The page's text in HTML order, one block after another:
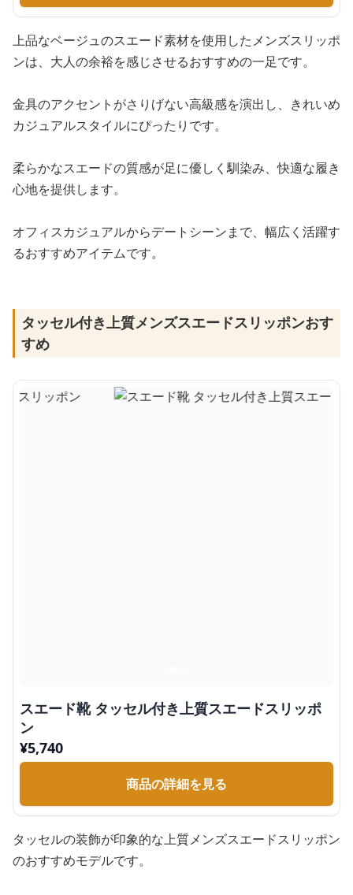
上品なベージュのスエード素材を使用したメンズスリッポ
ンは、大人の余裕を感じさせるおすすめの一足です。
金具のアクセントがさりげない高級感を演出し、きれいめ
カジュアルスタイルにぴったりです。
柔らかなスエードの質感が足に優しく馴染み、快適な履き
心地を提供します。
オフィスカジュアルからデートシーンまで、幅広く活躍す
るおすすめアイテムです。
タッセル付き上質メンズスエードスリッポンおす
すめ
スエード靴 タッセル付き上質スエードスリッポ
ン
¥5,740
商品の詳細を見る
タッセルの装飾が印象的な上質メンズスエードスリッポン
のおすすめモデルです。